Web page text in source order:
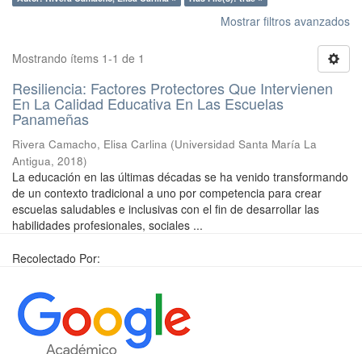
Mostrar filtros avanzados
Mostrando ítems 1-1 de 1
Resiliencia: Factores Protectores Que Intervienen
En La Calidad Educativa En Las Escuelas
Panameñas
Rivera Camacho, Elisa Carlina (Universidad Santa María La
Antigua, 2018)
La educación en las últimas décadas se ha venido transformando
de un contexto tradicional a uno por competencia para crear
escuelas saludables e inclusivas con el fin de desarrollar las
habilidades profesionales, sociales ...
Recolectado Por: